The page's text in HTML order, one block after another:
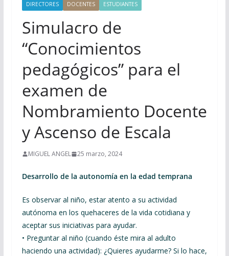
DIRECTORES
DOCENTES ESTUDIANTES
Simulacro de
“Conocimientos
pedagógicos” para el
examen de
Nombramiento Docente
y Ascenso de Escala
MIGUEL ANGEL 25 marzo, 2024
Desarrollo de la autonomía en la edad temprana
Es observar al niño, estar atento a su actividad
autónoma en los quehaceres de la vida cotidiana y
aceptar sus iniciativas para ayudar.
• Preguntar al niño (cuando éste mira al adulto
haciendo una actividad): ¿Quieres ayudarme? Si lo hace,